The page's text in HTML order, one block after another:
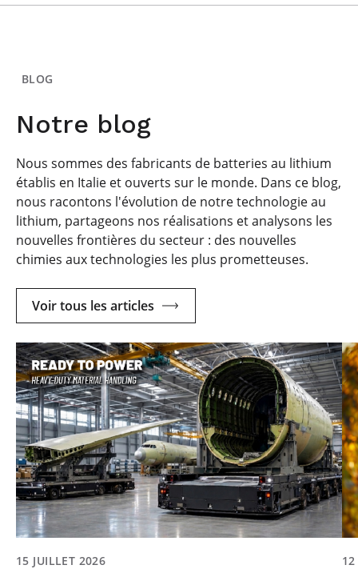
BLOG
Notre blog
Nous sommes des fabricants de batteries au lithium
établis en Italie et ouverts sur le monde. Dans ce blog,
nous racontons l'évolution de notre technologie au
lithium, partageons nos réalisations et analysons les
nouvelles frontières du secteur : des nouvelles
chimies aux technologies les plus prometteuses.
Voir tous les articles
15 JUILLET 2026